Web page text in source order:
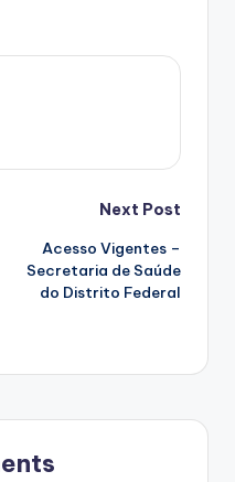
Next Post
Acesso Vigentes –
Secretaria de Saúde
do Distrito Federal